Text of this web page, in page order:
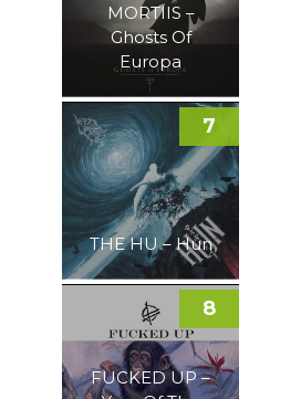
MORTIIS –
Ghosts Of
Europa
THE HU – Hun
7
FUCKED UP –
8